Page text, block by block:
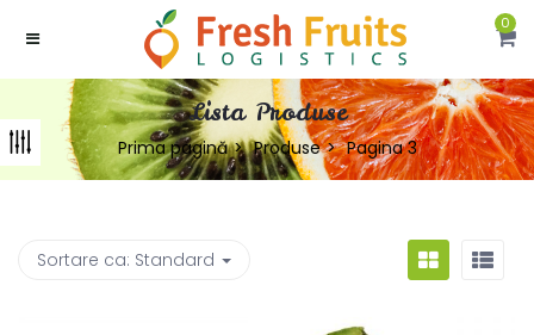
0
Lista Produse
Prima pagină Produse Pagina 3
Sortare ca: Standard